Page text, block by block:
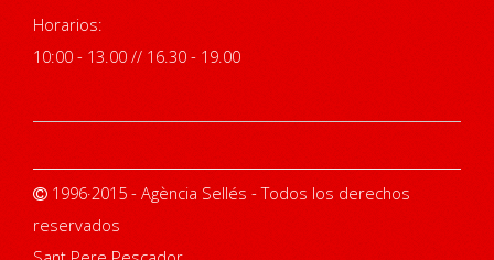
Horarios:
10:00 - 13.00 // 16.30 - 19.00
1996·2015 - Agència Sellés - Todos los derechos
reservados